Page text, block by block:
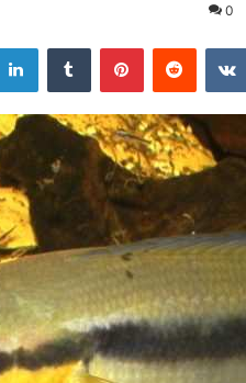
0
LinkedInTumblr PinterestReddit